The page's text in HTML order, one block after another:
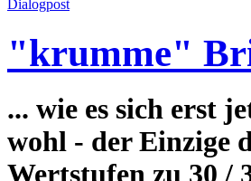
"krumme"
... wie es sich erst
wohl - der Einzige
Wertstufen zu 30 /